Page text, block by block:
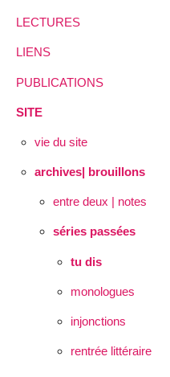
LECTURES
LIENS
PUBLICATIONS
SITE
vie du site
archives| brouillons
entre deux | notes
séries passées
tu dis
monologues
injonctions
rentrée littéraire